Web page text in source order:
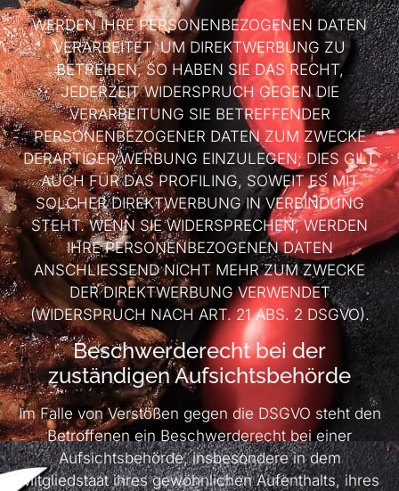
WERDEN IHRE PERSONENBEZOGENEN DATEN
VERARBEITET, UM DIREKTWERBUNG ZU
BETREIBEN, SO HABEN SIE DAS RECHT,
JEDERZEIT WIDERSPRUCH GEGEN DIE
VERARBEITUNG SIE BETREFFENDER
PERSONENBEZOGENER DATEN ZUM ZWECKE
DERARTIGER WERBUNG EINZULEGEN; DIES GILT
AUCH FÜR DAS PROFILING, SOWEIT ES MIT
SOLCHER DIREKTWERBUNG IN VERBINDUNG
STEHT. WENN SIE WIDERSPRECHEN, WERDEN
IHRE PERSONENBEZOGENEN DATEN
ANSCHLIESSEND NICHT MEHR ZUM ZWECKE
DER DIREKTWERBUNG VERWENDET
(WIDERSPRUCH NACH ART. 21 ABS. 2 DSGVO).
Beschwerde­recht bei der
zuständigen Aufsichts­behörde
Im Falle von Verstößen gegen die DSGVO steht den
Betroffenen ein Beschwerderecht bei einer
Aufsichtsbehörde, insbesondere in dem
Mitgliedstaat ihres gewöhnlichen Aufenthalts, ihres